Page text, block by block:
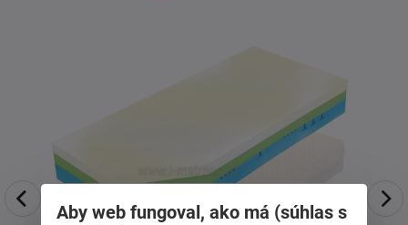
Aby web fungoval, ako má (súhlas s